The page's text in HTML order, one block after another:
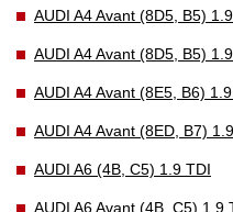
AUDI A4 Avant (8D5, B5)
AUDI A4 Avant (8D5, B5)
AUDI A4 Avant (8E5, B6)
AUDI A4 Avant (8ED, B7)
AUDI A6 (4B, C5) 1.9 TDI
AUDI A6 Avant (4B, C5) 1.9